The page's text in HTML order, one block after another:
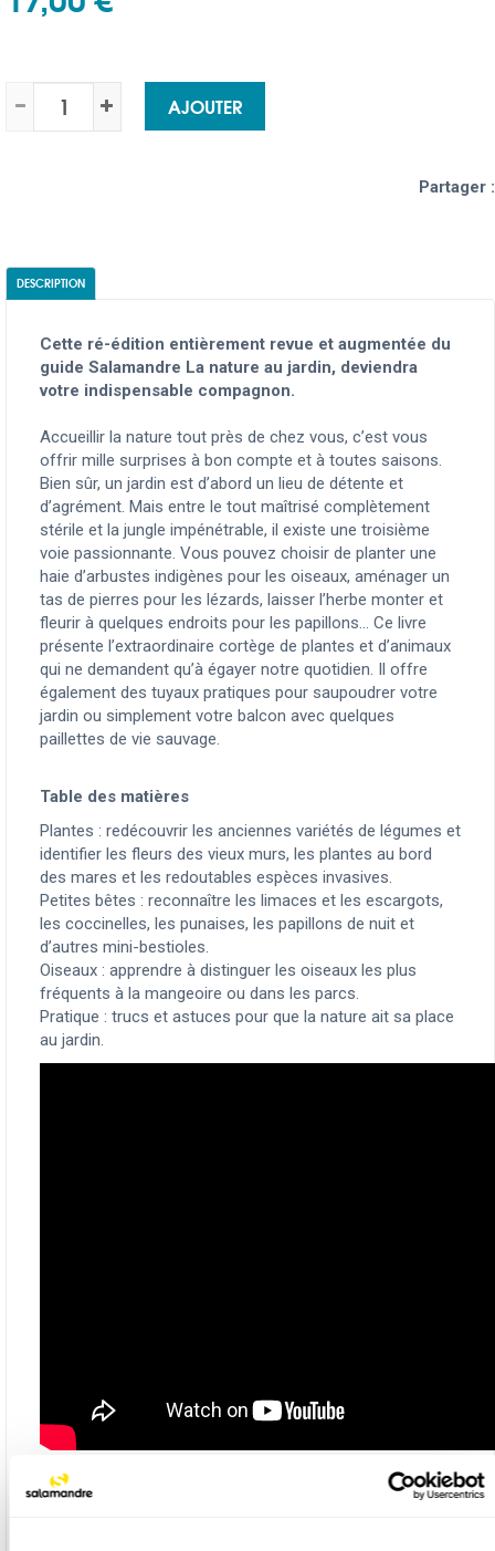
AJOUTER
Partager :
DESCRIPTION
Cette ré-édition entièrement revue et augmentée du
guide Salamandre La nature au jardin, deviendra
votre indispensable compagnon.
Accueillir la nature tout près de chez vous, c’est vous
offrir mille surprises à bon compte et à toutes saisons.
Bien sûr, un jardin est d’abord un lieu de détente et
d’agrément. Mais entre le tout maîtrisé complètement
stérile et la jungle impénétrable, il existe une troisième
voie passionnante. Vous pouvez choisir de planter une
haie d’arbustes indigènes pour les oiseaux, aménager un
tas de pierres pour les lézards, laisser l’herbe monter et
fleurir à quelques endroits pour les papillons... Ce livre
présente l’extraordinaire cortège de plantes et d’animaux
qui ne demandent qu’à égayer notre quotidien. Il offre
également des tuyaux pratiques pour saupoudrer votre
jardin ou simplement votre balcon avec quelques
paillettes de vie sauvage.
Table des matières
Plantes : redécouvrir les anciennes variétés de légumes et
identifier les fleurs des vieux murs, les plantes au bord
des mares et les redoutables espèces invasives.
Petites bêtes : reconnaître les limaces et les escargots,
les coccinelles, les punaises, les papillons de nuit et
d’autres mini-bestioles.
Oiseaux : apprendre à distinguer les oiseaux les plus
fréquents à la mangeoire ou dans les parcs.
Pratique : trucs et astuces pour que la nature ait sa place
au jardin.